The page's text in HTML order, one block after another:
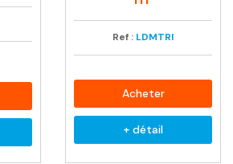
Ref : LDMTRI
Acheter
+ détail